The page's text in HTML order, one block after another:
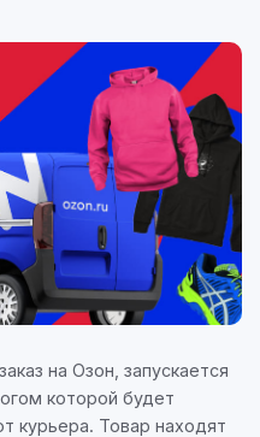
на Озон, запускается
которой будет
курьера. Товар находят